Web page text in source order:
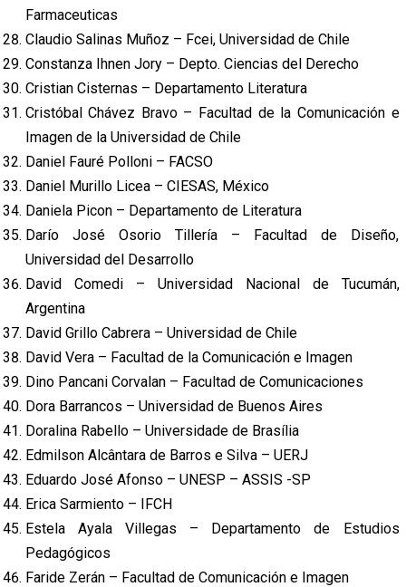
Farmaceuticas
Claudio Salinas Muñoz – Fcei, Universidad de Chile
Constanza Ihnen Jory – Depto. Ciencias del Derecho
Cristian Cisternas – Departamento Literatura
Cristóbal Chávez Bravo – Facultad de la Comunicación e
Imagen de la Universidad de Chile
Daniel Fauré Polloni – FACSO
Daniel Murillo Licea – CIESAS, México
Daniela Picon – Departamento de Literatura
Darío José Osorio Tillería – Facultad de Diseño,
Universidad del Desarrollo
David Comedi – Universidad Nacional de Tucumán,
Argentina
David Grillo Cabrera – Universidad de Chile
David Vera – Facultad de la Comunicación e Imagen
Dino Pancani Corvalan – Facultad de Comunicaciones
Dora Barrancos – Universidad de Buenos Aires
Doralina Rabello – Universidade de Brasília
Edmilson Alcântara de Barros e Silva – UERJ
Eduardo José Afonso – UNESP – ASSIS -SP
Erica Sarmiento – IFCH
Estela Ayala Villegas – Departamento de Estudios
Pedagógicos
Faride Zerán – Facultad de Comunicación e Imagen